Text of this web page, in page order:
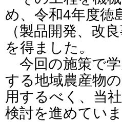
め、令和4年度徳
（製品開発、改
を得ました。
今回の施策で
する地域農産物
用するべく、当
検討を進めていま